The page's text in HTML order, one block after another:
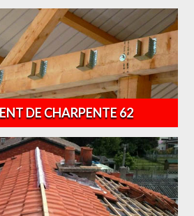
DE CHARPENTE 62